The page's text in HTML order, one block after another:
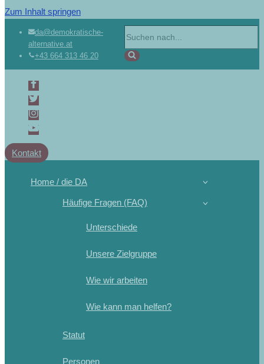
Zum Inhalt springen
da@demokratische-
alternative.at
+43 664 313 46 20
Kontakt
Home / die DA
Häufige Fragen (FAQ)
Unterschiede
Unsere Zielgruppe
Wie wir arbeiten
Wie kann man helfen?
Statut
Personen